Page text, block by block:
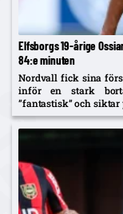
Elfsborgs 19-årige
84:e minuten
Nordvall fick sina
inför en stark
”fantastisk” och